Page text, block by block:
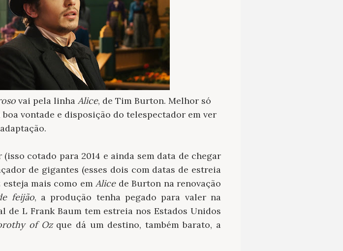
vai pela linha Alice, de Tim Burton. Melhor só
vontade e disposição do telespectador em ver
cotado para 2014 e ainda sem data de chegar
de gigantes (esses dois com datas de estreia
esteja mais como emAlicede Burton na renovação
feijão, a produção tenha pegado para valer na
de L Frank Baum tem estreia nos Estados Unidos
of Ozque dá um destino, também barato, a